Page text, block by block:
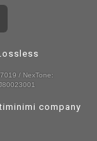
/ NexTone:
company